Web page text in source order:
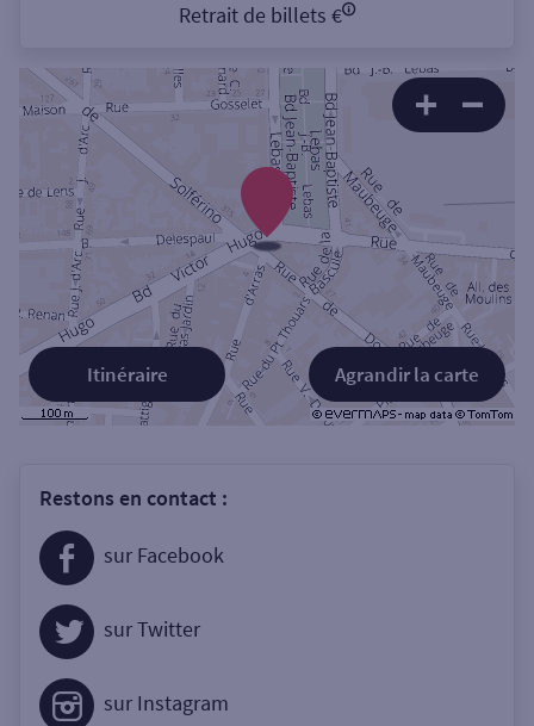
Retrait de billets €
Agrandir la carte
Itinéraire
Restons en contact :
sur Facebook
sur Twitter
sur Instagram